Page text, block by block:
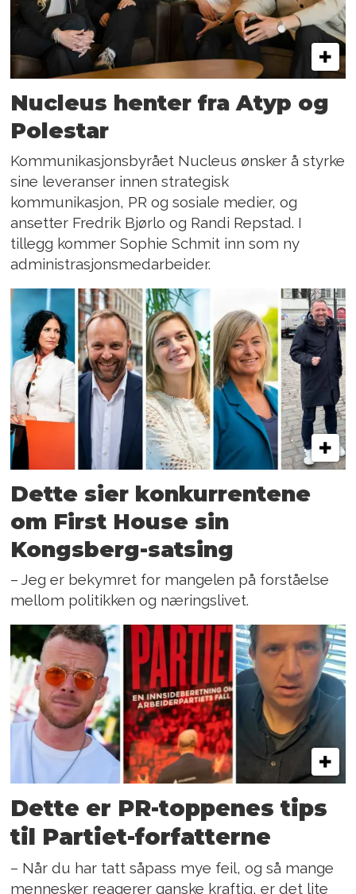
Nucleus henter fra Atyp og
Polestar
Kommunikasjonsbyrået Nucleus ønsker å styrke
sine leveranser innen strategisk
kommunikasjon, PR og sosiale medier, og
ansetter Fredrik Bjørlo og Randi Repstad. I
tillegg kommer Sophie Schmit inn som ny
administrasjonsmedarbeider.
Dette sier konkurrentene
om First House sin
Kongsberg-satsing
– Jeg er bekymret for mangelen på forståelse
mellom politikken og næringslivet.
Dette er PR-toppenes tips
til Partiet-forfatterne
– Når du har tatt såpass mye feil, og så mange
mennesker reagerer ganske kraftig, er det lite